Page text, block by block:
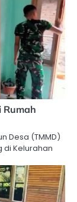
Rumah
Desa (TMMD)
di Kelurahan